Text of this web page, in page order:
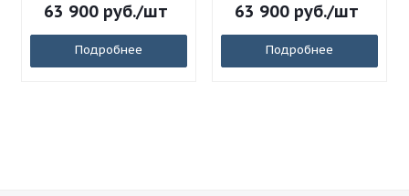
63 900руб./шт
Подробнее
63 900руб./шт
Подробнее